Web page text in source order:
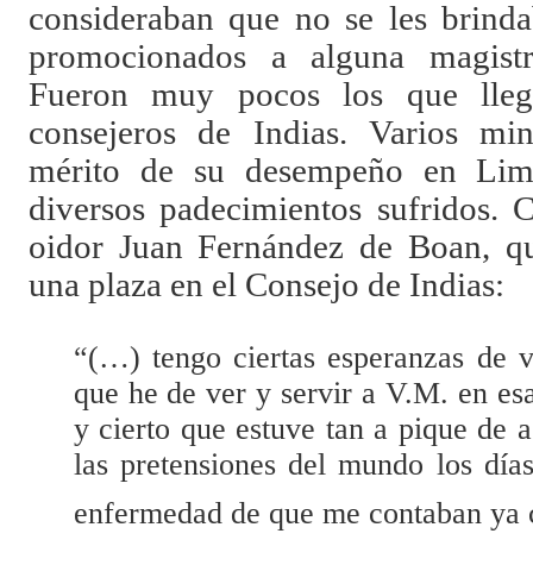
consideraban que no se les
promocionados a alguna
Fueron muy pocos los que
consejeros de Indias. Varios
mérito de su desempeño en
diversos padecimientos sufridos.
oidor Juan Fernández de Boan,
una plaza en el Consejo de Indias:
“(…) tengo ciertas esperanzas de
que he de ver y servir a V.M. en
y cierto que estuve tan a pique de
las pretensiones del mundo los
enfermedad de que me contaban